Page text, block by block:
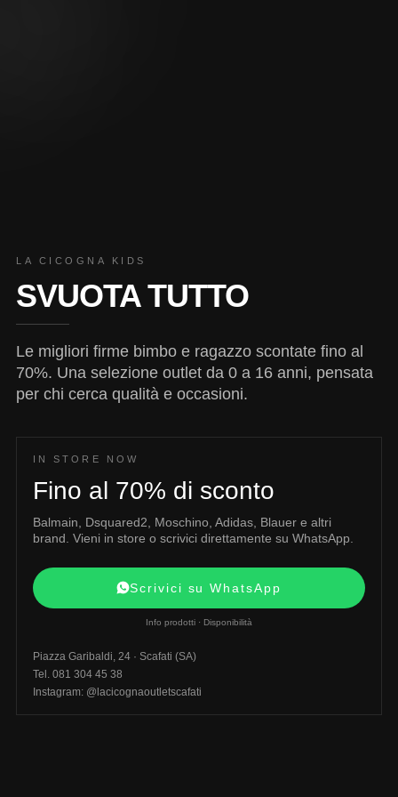
LA CICOGNA KIDS
SVUOTA TUTTO
Le migliori firme bimbo e ragazzo scontate fino al
70%. Una selezione outlet da 0 a 16 anni, pensata
per chi cerca qualità e occasioni.
IN STORE NOW
Fino al 70% di sconto
Balmain, Dsquared2, Moschino, Adidas, Blauer e altri
brand. Vieni in store o scrivici direttamente su WhatsApp.
Scrivici su WhatsApp
Info prodotti · Disponibilità
Piazza Garibaldi, 24 · Scafati (SA)
Tel. 081 304 45 38
Instagram: @lacicognaoutletscafati